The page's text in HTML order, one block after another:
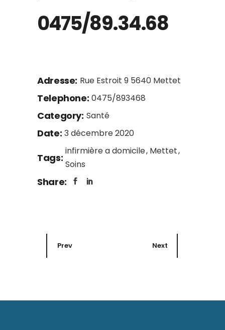
0475/89.34.68
Adresse: Rue Estroit 9 5640 Mettet
Telephone: 0475/893468
Category: Santé
Date: 3 décembre 2020
Tags:
infirmière a domicile Mettet
Soins
Share:
Prev Next